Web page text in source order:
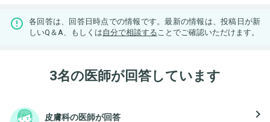
各回答は、回答日時点での情報です。最新の情報は、投稿日が新
しいQ＆A、もしくは自分で相談することでご確認いただけます。
3名の医師が回答しています
皮膚科の医師が回答 navigate_next